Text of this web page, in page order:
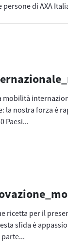
di AXA
mobilità
la nostra forza è
Paesi...
ricetta per il
sfida è